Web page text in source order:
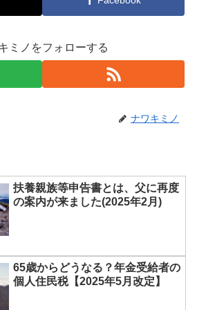
ミノをフォローする
ナワキミノ
扶養親族等申告書とは、父に再度
の案内が来ました(2025年2月)
65歳からどうなる？年金受給者の
個人住民税【2025年5月改定】